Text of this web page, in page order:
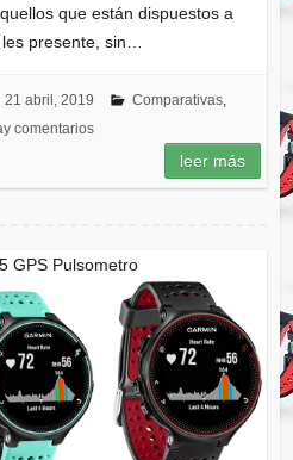
que están dispuestos a
presente, sin…
21 abril, 2019 Comparativas,
comentarios
leer más
GPS Pulsometro